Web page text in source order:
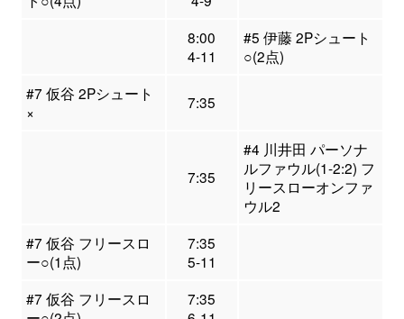
8:00
4-11
#5 伊藤 2Pシュート
○(2点)
#7 仮谷 2Pシュート
×
7:35
7:35
#4 川井田 パーソナ
ルファウル(1-2:2) フ
リースローオンファ
ウル2
#7 仮谷 フリースロ
ー○(1点)
7:35
5-11
#7 仮谷 フリースロ
7:35